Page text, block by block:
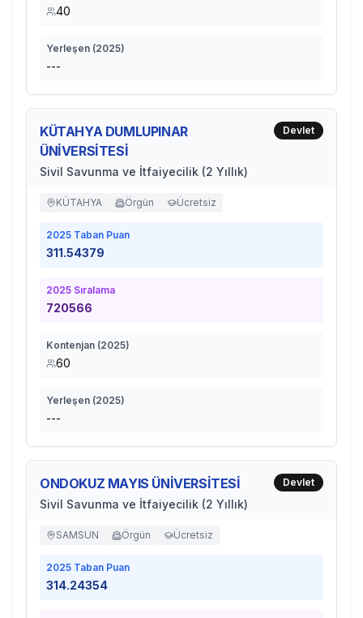
40
Yerleşen (2025)
---
KÜTAHYA DUMLUPINAR
ÜNİVERSİTESİ
Sivil Savunma ve İtfaiyecilik (2 Yıllık)
Devlet
KÜTAHYA Örgün Ücretsiz
2025 Taban Puan
311.54379
2025 Sıralama
720566
Kontenjan (2025)
60
Yerleşen (2025)
---
ONDOKUZ MAYIS ÜNİVERSİTESİ
Sivil Savunma ve İtfaiyecilik (2 Yıllık)
Devlet
SAMSUN Örgün Ücretsiz
2025 Taban Puan
314.24354